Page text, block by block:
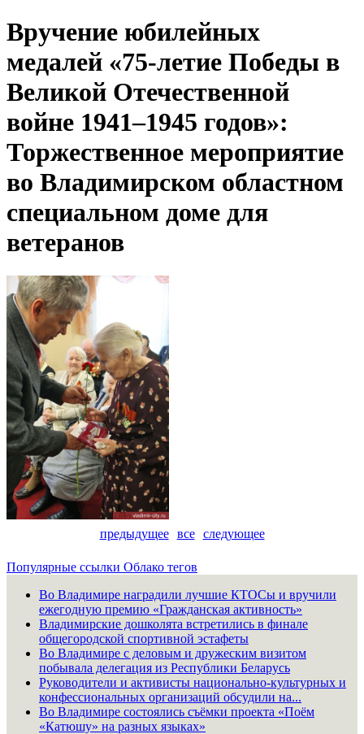
Вручение юбилейных
медалей «75-летие Победы в
Великой Отечественной
войне 1941–1945 годов»:
Торжественное мероприятие
во Владимирском областном
специальном доме для
ветеранов
предыдущее все следующее
Популярные ссылки Облако тегов
Во Владимире наградили лучшие КТОСы и вручили
ежегодную премию «Гражданская активность»
Владимирские дошколята встретились в финале
общегородской спортивной эстафеты
Во Владимире с деловым и дружеским визитом
побывала делегация из Республики Беларусь
Руководители и активисты национально-культурных и
конфессиональных организаций обсудили на...
Во Владимире состоялись съёмки проекта «Поём
«Катюшу» на разных языках»